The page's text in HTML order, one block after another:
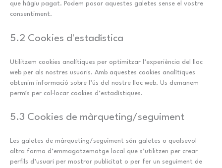
que hàgiu pagat. Podem posar aquestes galetes sense el vostre
consentiment.
5.2 Cookies d'estadística
Utilitzem cookies analítiques per optimitzar l’experiència del lloc
web per als nostres usuaris. Amb aquestes cookies analítiques
obtenim informació sobre l’ús del nostre lloc web. Us demanem
permís per col·locar cookies d’estadístiques.
5.3 Cookies de màrqueting/seguiment
Les galetes de màrqueting/seguiment són galetes o qualsevol
altra forma d’emmagatzematge local que s’utilitzen per crear
perfils d’usuari per mostrar publicitat o per fer un seguiment de